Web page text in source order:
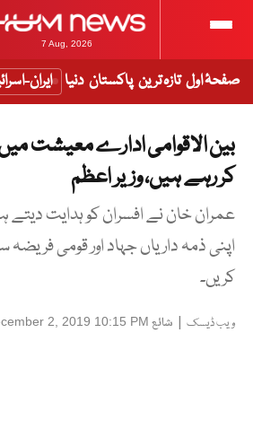
7 Aug, 2026
صفحۂ اول تازہ ترین پاکستان دنیا ایران-
بین الاقوامی ادارے معیشت
کر رہے ہیں، وزیر اعظم
عمران خان نے افسران کو ہدایت دیتے
اپنی ذمہ داریاں جہاد اور قومی فریضہ
کریں۔
ویب ڈیسک | شائع 2, 2019 10:15 PM